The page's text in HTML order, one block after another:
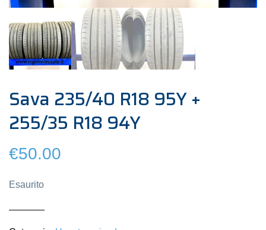
Sava 235/40 R18 95Y +
255/35 R18 94Y
€50.00
Esaurito